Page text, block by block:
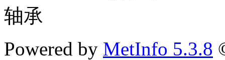
轴承
Powered by MetInfo 5.3.8